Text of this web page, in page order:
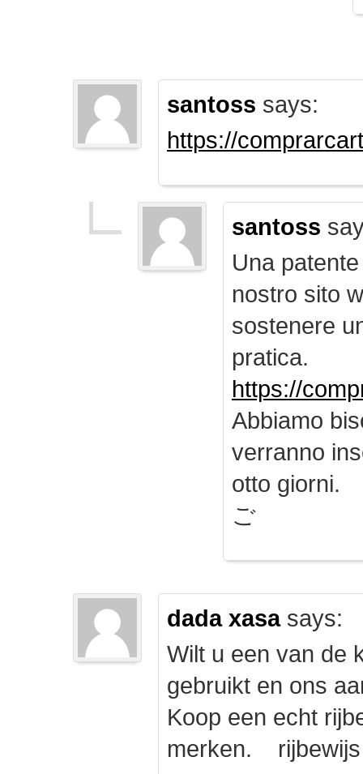
santoss says:
https://
santoss
Una
nostro sito
sostenere
pratica.
https://
Abbiamo
verranno
otto giorni.
ご
dada xasasays:
Wilt u een van de
gebruikt en ons
Koop een echt
merken.